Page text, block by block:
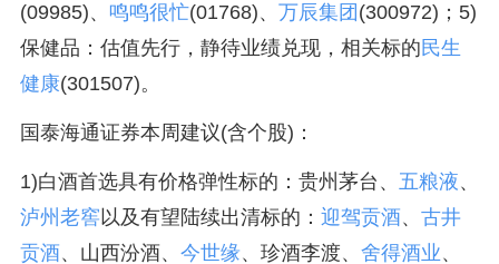
(09985)、 鸣鸣很忙(01768)、 万辰集团 (300972)；5)
保健品：估值先行，静待业绩兑现，相关标的民生
健康(301507)。
国泰海通证券本周建议(含个股)：
1)白酒首选具有价格弹性标的：贵州茅台、 五粮液、
泸州老窖 以及有望陆续出清标的： 迎驾贡酒、 古井
贡酒、山西汾酒、 今世缘、珍酒李渡、 舍得酒业、